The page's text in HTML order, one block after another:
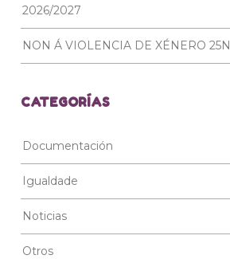
2026/2027
NON Á VIOLENCIA DE XÉNERO 25N
CATEGORÍAS
Documentación
Igualdade
Noticias
Otros